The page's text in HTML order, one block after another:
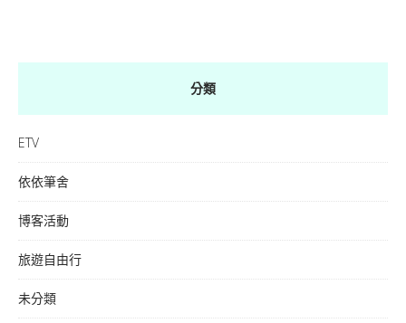
分類
ETV
依依筆舍
博客活動
旅遊自由行
未分類